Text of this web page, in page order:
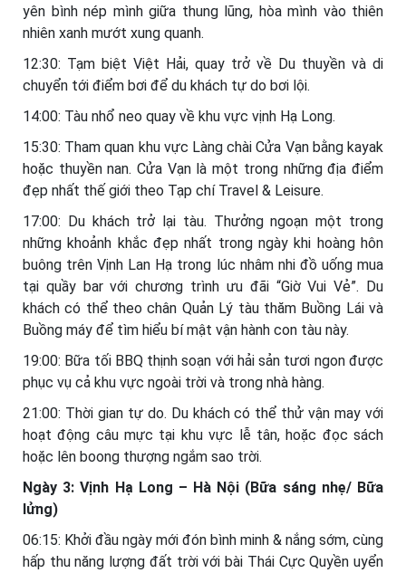
yên bình nép mình giữa thung lũng, hòa mình vào thiên
nhiên xanh mướt xung quanh.
12:30: Tạm biệt Việt Hải, quay trở về Du thuyền và di
chuyển tới điểm bơi để du khách tự do bơi lội.
14:00: Tàu nhổ neo quay về khu vực vịnh Hạ Long.
15:30: Tham quan khu vực Làng chài Cửa Vạn bằng kayak
hoặc thuyền nan. Cửa Vạn là một trong những địa điểm
đẹp nhất thế giới theo Tạp chí Travel & Leisure.
17:00: Du khách trở lại tàu. Thưởng ngoạn một trong
những khoảnh khắc đẹp nhất trong ngày khi hoàng hôn
buông trên Vịnh Lan Hạ trong lúc nhâm nhi đồ uống mua
tại quầy bar với chương trình ưu đãi “Giờ Vui Vẻ”. Du
khách có thể theo chân Quản Lý tàu thăm Buồng Lái và
Buồng máy để tìm hiểu bí mật vận hành con tàu này.
19:00: Bữa tối BBQ thịnh soạn với hải sản tươi ngon được
phục vụ cả khu vực ngoài trời và trong nhà hàng.
21:00: Thời gian tự do. Du khách có thể thử vận may với
hoạt động câu mực tại khu vực lễ tân, hoặc đọc sách
hoặc lên boong thượng ngắm sao trời.
Ngày 3: Vịnh Hạ Long – Hà Nội (Bữa sáng nhẹ/ Bữa
lửng)
06:15: Khởi đầu ngày mới đón bình minh & nắng sớm, cùng
hấp thu năng lượng đất trời với bài Thái Cực Quyền uyển